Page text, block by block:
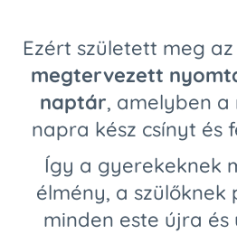
Ezért született meg
megtervezett
naptár, amelyben a
napra kész csínyt és
Így a gyerekeknek
élmény, a szülőknek
minden este újra